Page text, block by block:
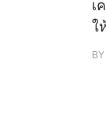
เ
ใ
BY